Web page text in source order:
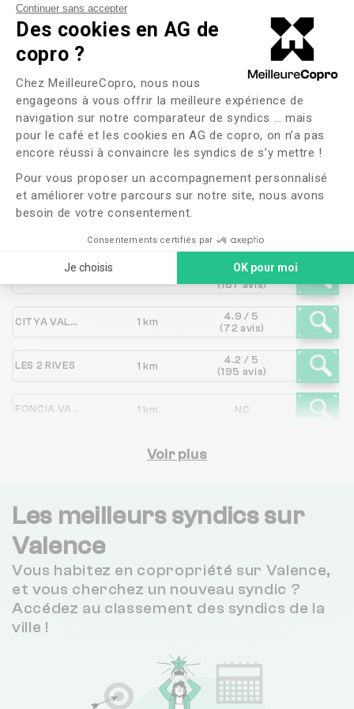
Continuer sans accepter
Des cookies en AG de
copro ?
Plateforme de Gestion du
Chez MeilleureCopro, nous nous
engageons à vous offrir la meilleure expérience de
navigation sur notre comparateur de syndics … mais
pour le café et les cookies en AG de copro, on n’a pas
encore réussi à convaincre les syndics de s’y mettre !
Pour vous proposer un accompagnement personnalisé
et améliorer votre parcours sur notre site, nous avons
besoin de votre consentement.
Consentements certifiés par
Je choisis OK pour moi
Axeptio consent
Les syndics proches de
L'AGENCE DAUPHINE
VIVARAIS
Syndic Distance Note
319 m
(3 avis)
4 / 5
(187 avis)
CITYA VALENCE 1 km
4.9 / 5
(72 avis)
LES 2 RIVES 1 km
4.2 / 5
(195 avis)
FONCIA VALLEE DU RHONE 1 km NC
1 km
CUER IMMOBILIER SYNDIC
1 km
4.1 / 5
(90 avis)
4.9 / 5
(129 avis)
Voir plus
Les meilleurs syndics sur
Valence
Vous habitez en copropriété sur Valence,
et vous cherchez un nouveau syndic ?
Accédez au classement des syndics de la
ville !